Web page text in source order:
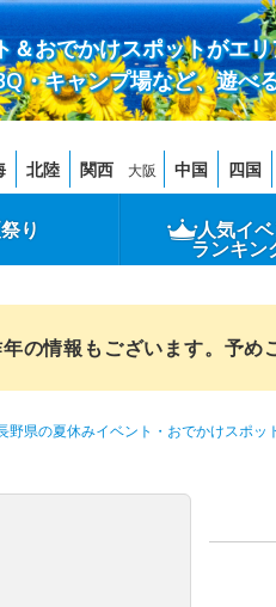
おでかけスポットがエ
・キャンプ場など、遊べ
北陸 関西 大阪 中国 四国
り 人気イ
ランキン
の情報もございます。予め
野県の夏休みイベント・おでかけスポッ